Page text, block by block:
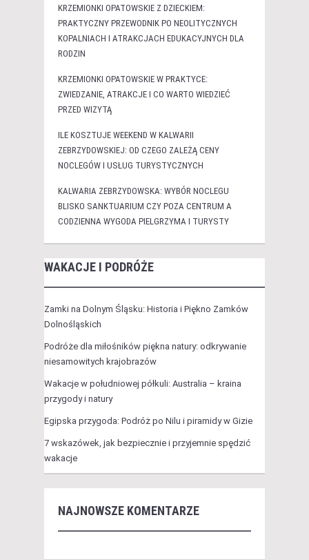
KRZEMIONKI OPATOWSKIE Z DZIECKIEM:
PRAKTYCZNY PRZEWODNIK PO NEOLITYCZNYCH
KOPALNIACH I ATRAKCJACH EDUKACYJNYCH DLA
RODZIN
KRZEMIONKI OPATOWSKIE W PRAKTYCE:
ZWIEDZANIE, ATRAKCJE I CO WARTO WIEDZIEĆ
PRZED WIZYTĄ
ILE KOSZTUJE WEEKEND W KALWARII
ZEBRZYDOWSKIEJ: OD CZEGO ZALEŻĄ CENY
NOCLEGÓW I USŁUG TURYSTYCZNYCH
KALWARIA ZEBRZYDOWSKA: WYBÓR NOCLEGU
BLISKO SANKTUARIUM CZY POZA CENTRUM A
CODZIENNA WYGODA PIELGRZYMA I TURYSTY
WAKACJE I PODRÓŻE
Zamki na Dolnym Śląsku: Historia i Piękno Zamków
Dolnośląskich
Podróże dla miłośników piękna natury: odkrywanie
niesamowitych krajobrazów
Wakacje w południowej półkuli: Australia – kraina
przygody i natury
Egipska przygoda: Podróż po Nilu i piramidy w Gizie
7 wskazówek, jak bezpiecznie i przyjemnie spędzić
wakacje
NAJNOWSZE KOMENTARZE